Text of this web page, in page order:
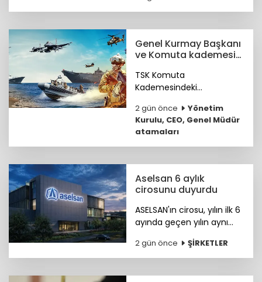
ürünleri sektörüyle “Dünya
ünvanını kazandı.
Genel Kurmay Başkanı
ve Komuta kademesi
TSK Komuta
Kademesindeki
haberimizde...
2 gün önce
Yönetim
Kurulu, CEO, Genel Müdür
atamaları
Aselsan 6 aylık
cirosunu duyurdu
ASELSAN'ın cirosu, yılın ilk 6
ayında geçen yılın aynı
artışla 88,5 milyar liraya
ulaştı.
2 gün önce ŞİRKETLER